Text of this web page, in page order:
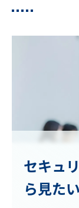
セキュ
ら見た